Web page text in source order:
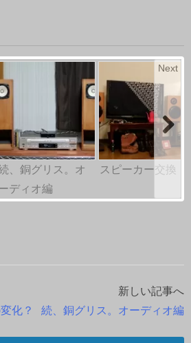
、銅グリス。オ
ディオ編
スピーカー交換
Next
化？
新しい記事へ
続、銅グリス。オーディオ編